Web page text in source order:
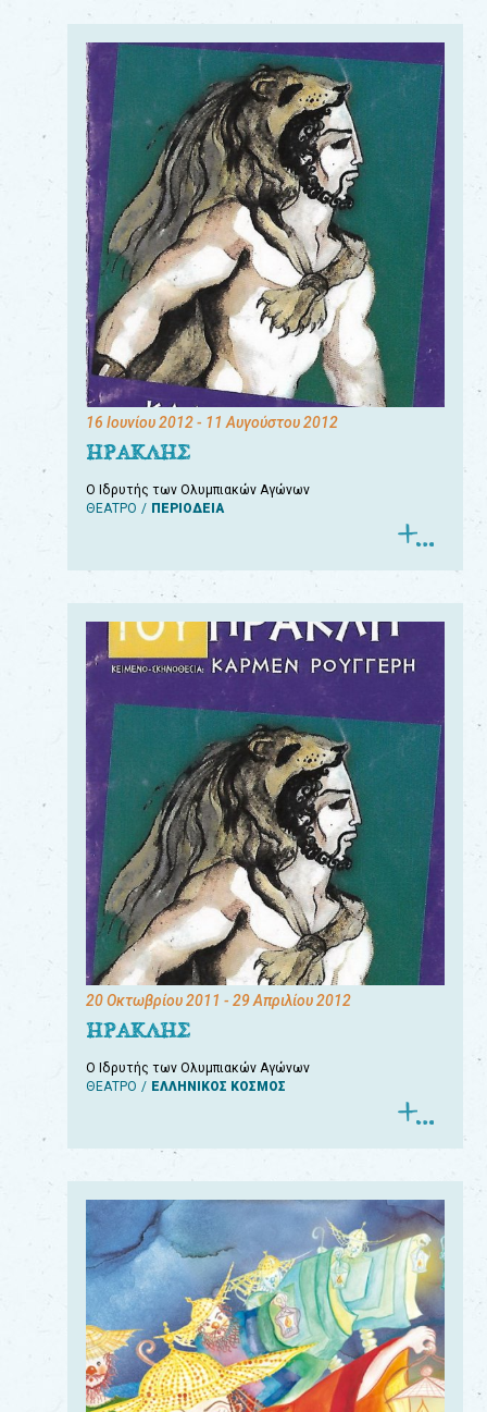
16 Ιουνίου 2012- 11 Αυγούστου 2012
ΗΡΑΚΛΗΣ
Ο Ιδρυτής των Ολυμπιακών Αγώνων
ΘΕΑΤΡΟ
ΠΕΡΙΟΔΕΙΑ
20 Οκτωβρίου 2011 - 29 Απριλίου 2012
ΗΡΑΚΛΗΣ
Ο Ιδρυτής των Ολυμπιακών Αγώνων
ΘΕΑΤΡΟ
ΕΛΛΗΝΙΚΟΣ ΚΟΣΜΟΣ